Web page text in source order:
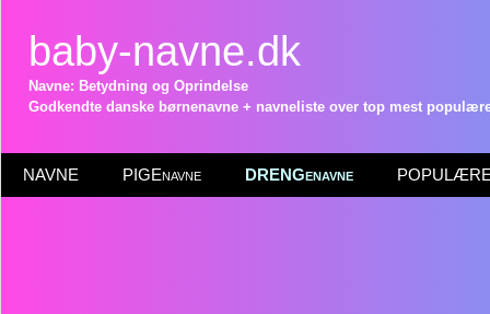
baby-navne.dk
Navne: Betydning og Oprindelse
Godkendte danske børnenavne + navneliste over top mest
NAVNE PIGEnavne DRENGenavne POPULÆRE